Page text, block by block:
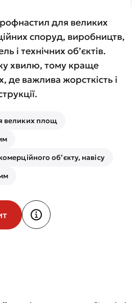
для великих
споруд, виробництв,
і технічних об’єктів.
хвилю, тому краще
важлива жорсткість і
великих площ
об’єкту, навісу